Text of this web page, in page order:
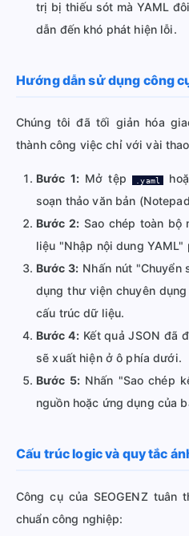
trị bị thiếu sót mà YAML
dẫn đến khó phát hiện lỗi.
Hướng dẫn sử dụng công
Chúng tôi đã tối giản hóa
thành công việc chỉ với vài
Bước 1:Mở tệp .yaml
soạn thảo văn bản
Bước 2: Sao chép toàn bộ
liệu "Nhập nội dung YAML"
Bước 3: Nhấn nút "Chuyển
dụng thư viện chuyên
cấu trúc dữ liệu.
Bước 4: Kết quả JSON đã
sẽ xuất hiện ở ô phía dưới.
Bước 5:Nhấn "Sao chép
nguồn hoặc ứng dụng của
Cấu trúc logic và quy tắc
Công cụ của SEOGENZ
chuẩn công nghiệp: